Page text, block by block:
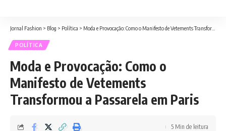
Jornal Fashion > Blog > Política > Moda e Provocação: Como o Manifesto de Vetements Transformou a Passarela em Paris
POLÍTICA
Moda e Provocação: Como o
Manifesto de Vetements
Transformou a Passarela em Paris
5 Min de leitura